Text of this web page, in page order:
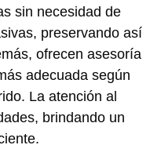
sin necesidad de
preservando así
ofrecen asesoría
adecuada según
La atención al
brindando un